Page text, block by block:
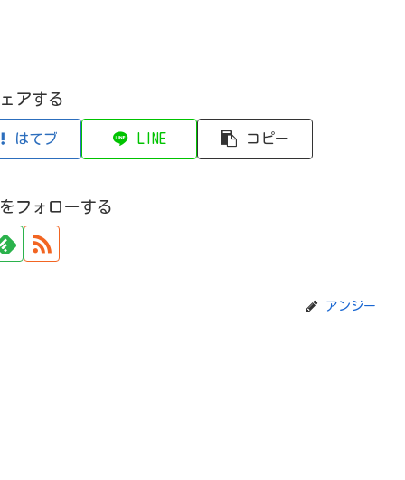
アする
はてブ LINE コピー
フォローする
アンジー